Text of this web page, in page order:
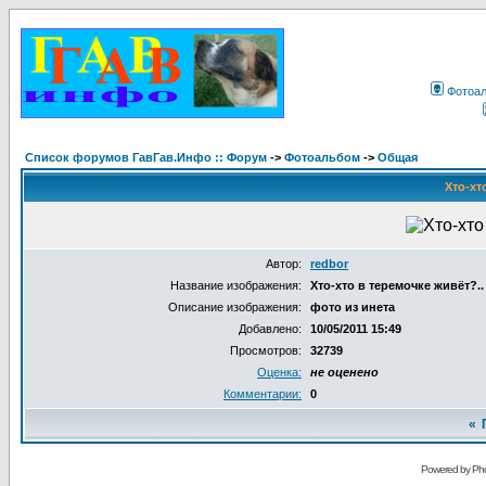
Список форумов ГавГав.Инфо :: Форум -> Фотоальбом -> Общая
Хто-
Автор:
redbor
Название изображения:
Хто-хто в теремочке живёт?..
Описание изображения:
фото из инета
Добавлено:
10/05/2011 15:49
Просмотров:
32739
Оценка:
не оценено
Комментарии:
0
«
Powered by